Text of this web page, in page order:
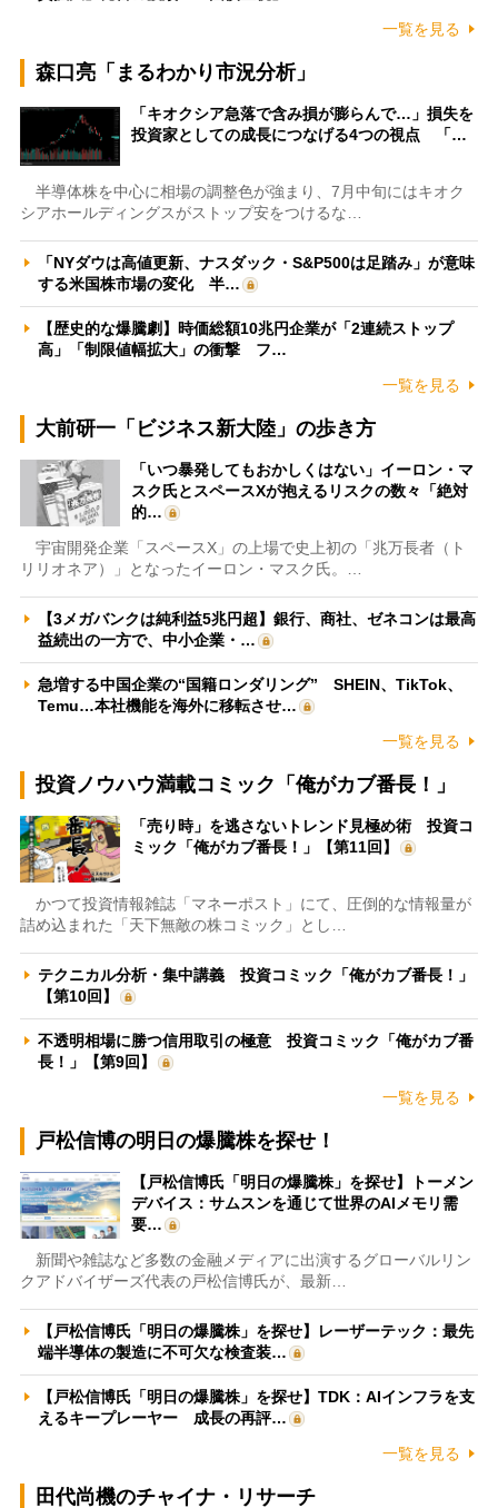
一覧を見る
森口亮「まるわかり市況分析」
「キオクシア急落で含み損が膨らんで…」損失を
投資家としての成長につなげる4つの視点 「…
半導体株を中心に相場の調整色が強まり、7月中旬にはキオク
シアホールディングスがストップ安をつけるな…
「NYダウは高値更新、ナスダック・S&P500は足踏み」が意味
する米国株市場の変化 半…
【歴史的な爆騰劇】時価総額10兆円企業が「2連続ストップ
高」「制限値幅拡大」の衝撃 フ…
一覧を見る
大前研一「ビジネス新大陸」の歩き方
「いつ暴発してもおかしくはない」イーロン・マ
スク氏とスペースXが抱えるリスクの数々「絶対
的…
宇宙開発企業「スペースX」の上場で史上初の「兆万長者（ト
リリオネア）」となったイーロン・マスク氏。…
【3メガバンクは純利益5兆円超】銀行、商社、ゼネコンは最高
益続出の一方で、中小企業・…
急増する中国企業の“国籍ロンダリング” SHEIN、TikTok、
Temu…本社機能を海外に移転させ…
一覧を見る
投資ノウハウ満載コミック「俺がカブ番長！」
「売り時」を逃さないトレンド見極め術 投資コ
ミック「俺がカブ番長！」【第11回】
かつて投資情報雑誌「マネーポスト」にて、圧倒的な情報量が
詰め込まれた「天下無敵の株コミック」とし…
テクニカル分析・集中講義 投資コミック「俺がカブ番長！」
【第10回】
不透明相場に勝つ信用取引の極意 投資コミック「俺がカブ番
長！」【第9回】
一覧を見る
戸松信博の明日の爆騰株を探せ！
【戸松信博氏「明日の爆騰株」を探せ】トーメン
デバイス：サムスンを通じて世界のAIメモリ需
要…
新聞や雑誌など多数の金融メディアに出演するグローバルリン
クアドバイザーズ代表の戸松信博氏が、最新…
【戸松信博氏「明日の爆騰株」を探せ】レーザーテック：最先
端半導体の製造に不可欠な検査装…
【戸松信博氏「明日の爆騰株」を探せ】TDK：AIインフラを支
えるキープレーヤー 成長の再評…
一覧を見る
田代尚機のチャイナ・リサーチ